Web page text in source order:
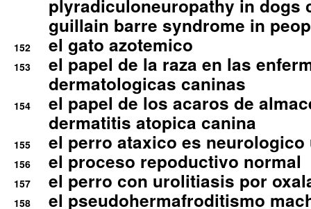
plyradiculoneuropathy in dogs
guillain barre syndrome in
152 el gato azotemico
153
el papel de la raza en las
dermatologicas caninas
154
el papel de los acaros de
dermatitis atopica canina
155 el perro ataxico es
156 el proceso repoductivo normal
157 el perro con urolitiasis por
158 el pseudohermafroditismo